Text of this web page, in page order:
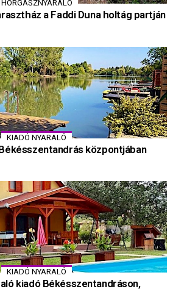
HORGÁSZNYARALÓ
a Faddi Duna holtág partján
KIADÓ NYARALÓ
központjában
KIADÓ NYARALÓ
kiadó Békésszentandráson,